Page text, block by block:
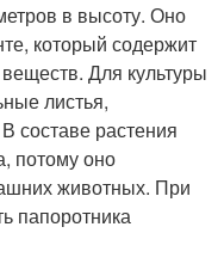
в высоту. Оно
который содержит
Для культуры
листья,
составе растения
потому оно
животных. При
папоротника